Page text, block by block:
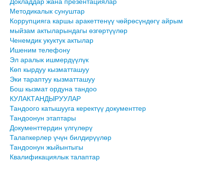
Методикалык сунуштар
Коррупцияга каршы аракеттенүү чөйрөсүндөгү айрым
мыйзам актыларындагы өзгөртүүлөр
Ченемдик укуктук актылар
Ишеним телефону
Эл аралык ишмердүүлүк
Көп кырдуу кызматташуу
Эки тараптуу кызматташуу
Бош кызмат ордуна тандоо
КУЛАКТАНДЫРУУЛАР
Тандоого катышууга керектүү документтер
Тандоонун этаптары
Документтердин үлгүлөрү
Талапкерлер үчүн билдирүүлөр
Тандоонун жыйынтыгы
Квалификациялык талаптар